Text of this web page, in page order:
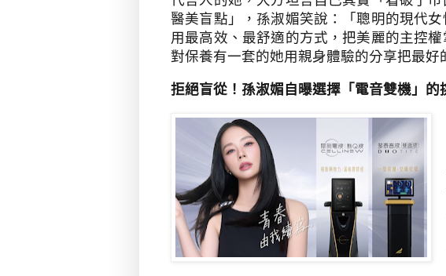
醫美盲點」，孫淑媚笑說：「聰明的現代
用最高效、最舒適的方式，把美麗的主控
對保養有一套的她用親身體驗的分享把最好
拒絕盲從！孫淑媚自曝選擇「電音雙機」的